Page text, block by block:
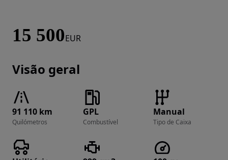
15 500EUR
Visão geral
91 110 km
Quilómetros
GPL
Combustível
Manual
Tipo de Caixa